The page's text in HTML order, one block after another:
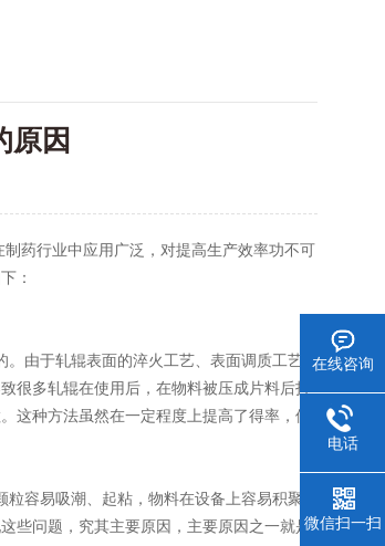
原因
药行业中应用广泛，对提高生产效率功不可
：
由于轧辊表面的淬火工艺、表面调质工艺
很多轧辊在使用后，在物料被压成片料后打
这种方法虽然在一定程度上提高了得率，但
容易吸潮、起粘，物料在设备上容易积聚
些问题，究其主要原因，主要原因之一就是
在线咨询
电话
微信扫一扫